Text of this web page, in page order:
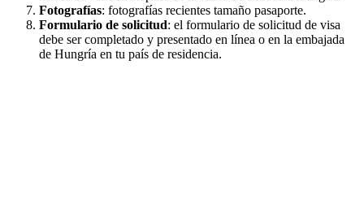
Fotografías: fotografías recientes tamaño pasaporte.
Formulario de solicitud: el formulario de solicitud de visa
debe ser completado y presentado en línea o en la embajada
de Hungría en tu país de residencia.